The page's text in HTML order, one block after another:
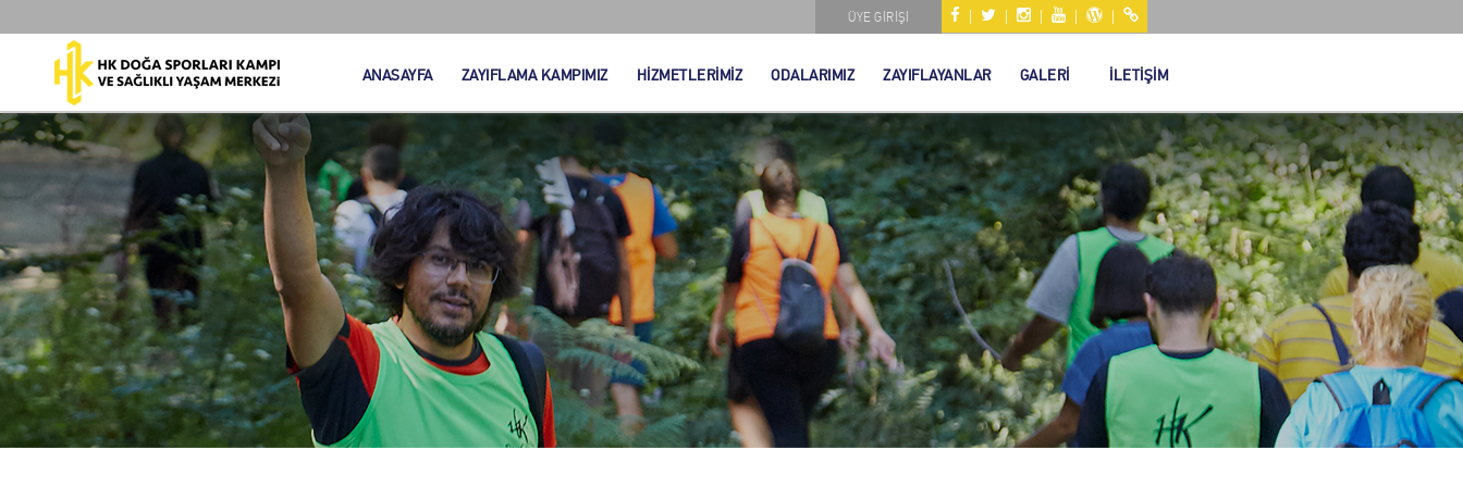
| | | | |
ÜYE GİRİŞİ
ANASAYFA ZAYIFLAMA KAMPIMIZ HİZMETLERİMİZ ODALARIMIZ ZAYIFLAYANLAR GALERİ İLETİŞİM